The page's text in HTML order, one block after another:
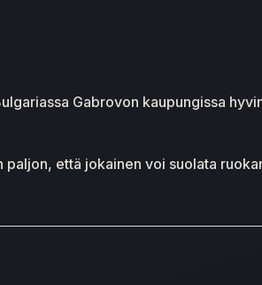
Gabrovon kaupungissa
että jokainen voi suolata